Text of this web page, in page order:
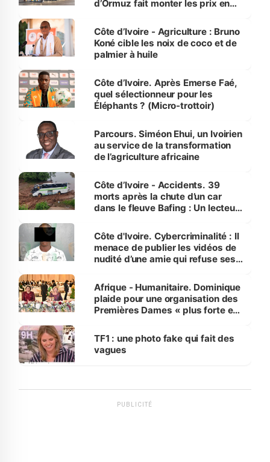
d’Ormuz fait monter les prix en
Côte d’Ivoire - Agriculture : Bruno
Koné cible les noix de coco et de
palmier à huile
Côte d’Ivoire. Après Emerse Faé,
quel sélectionneur pour les
Éléphants ? (Micro-trottoir)
Parcours. Siméon Ehui, un Ivoirien
au service de la transformation
de l’agriculture africaine
Côte d’Ivoire - Accidents. 39
morts après la chute d’un car
dans le fleuve Bafing : Un lecteur
des Transports
Côte d'Ivoire. Cybercriminalité : Il
menace de publier les vidéos de
nudité d’une amie qui refuse ses
Afrique - Humanitaire. Dominique
plaide pour une organisation des
Premières Dames « plus forte et
sur la scène internationale »
TF1 : une photo fake qui fait des
vagues
PUBLICITÉ